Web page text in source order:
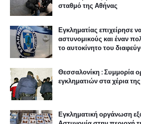
σταθμό της Αθήνας
Εγκληματίας επιχείρησε
αστυνομικούς και έναν
το αυτοκίνητο του
Θεσσαλονίκη : Συμμορία
εγκληματιών στα χέρια
Εγκληματική οργάνωση